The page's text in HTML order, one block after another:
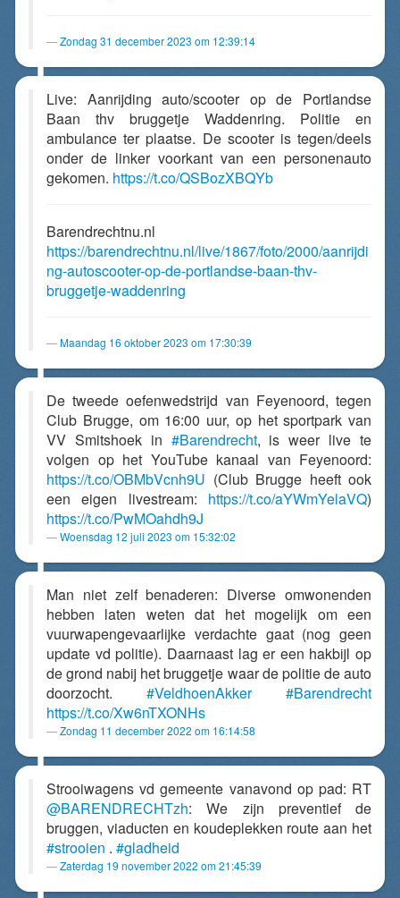
Zondag 31 december 2023 om 12:39:14
Live: Aanrijding auto/scooter op de Portlandse
Baan thv bruggetje Waddenring. Politie en
ambulance ter plaatse. De scooter is tegen/deels
onder de linker voorkant van een personenauto
gekomen. https://t.co/QSBozXBQYb
Barendrechtnu.nl
https://barendrechtnu.nl/live/1867/foto/2000/aanrijdi
ng-autoscooter-op-de-portlandse-baan-thv-
bruggetje-waddenring
Maandag 16 oktober 2023 om 17:30:39
De tweede oefenwedstrijd van Feyenoord, tegen
Club Brugge, om 16:00 uur, op het sportpark van
VV Smitshoek in #Barendrecht, is weer live te
volgen op het YouTube kanaal van Feyenoord:
https://t.co/OBMbVcnh9U (Club Brugge heeft ook
een eigen livestream: https://t.co/aYWmYelaVQ)
https://t.co/PwMOahdh9J
Woensdag 12 juli 2023 om 15:32:02
Man niet zelf benaderen: Diverse omwonenden
hebben laten weten dat het mogelijk om een
vuurwapengevaarlijke verdachte gaat (nog geen
update vd politie). Daarnaast lag er een hakbijl op
de grond nabij het bruggetje waar de politie de auto
doorzocht. #VeldhoenAkker
#Barendrecht
https://t.co/Xw6nTXONHs
Zondag 11 december 2022 om 16:14:58
Strooiwagens vd gemeente vanavond op pad: RT
@BARENDRECHTzh: We zijn preventief de
bruggen, viaducten en koudeplekken route aan het
#strooien . #gladheid
Zaterdag 19 november 2022 om 21:45:39